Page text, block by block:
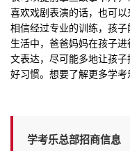
喜欢戏剧表演的话，也可以
相信经过专业的训练，孩子
生活中，爸爸妈妈在孩子
文表达，尽可能多地让孩
好习惯。想要了解更多学考
学考乐总部招商信息